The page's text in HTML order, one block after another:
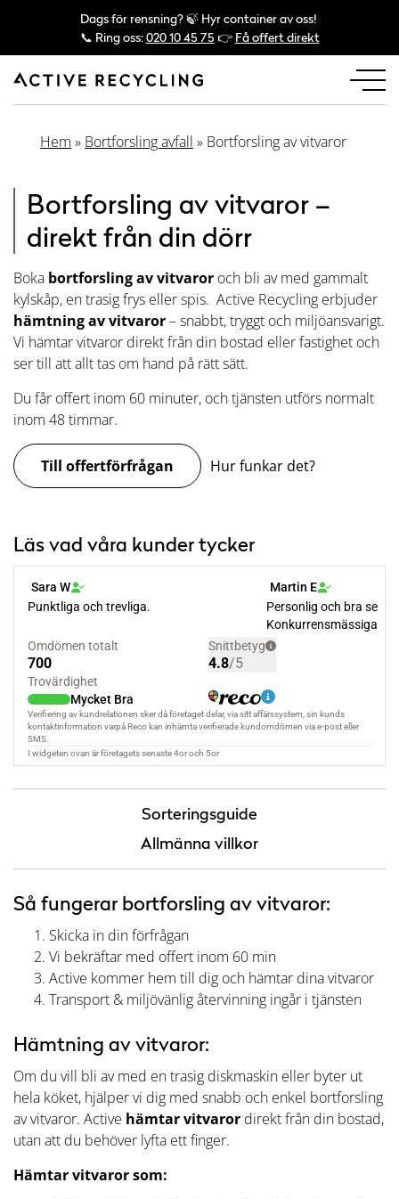
Dags för rensning? 🍃 Hyr container av oss!
📞 Ring oss:020 10 45 75 👉 Få offert direkt
Hem » Bortforsling avfall » Bortforsling av vitvaror
Bortforsling av vitvaror –
direkt från din dörr
Boka bortforsling av vitvaror och bli av med gammalt
kylskåp, en trasig frys eller spis. Active Recycling erbjuder
hämtning av vitvaror– snabbt, tryggt och miljöansvarigt.
Vi hämtar vitvaror direkt från din bostad eller fastighet och
ser till att allt tas om hand på rätt sätt.
Du får offert inom 60 minuter, och tjänsten utförs normalt
inom 48 timmar.
Till offertförfrågan Hur funkar det?
Läs vad våra kunder tycker
Sorteringsguide
Allmänna villkor
Så fungerar bortforsling av vitvaror:
Skicka in din förfrågan
Vi bekräftar med offert inom 60 min
Active kommer hem till dig och hämtar dina vitvaror
Transport & miljövänlig återvinning ingår i tjänsten
Hämtning av vitvaror:
Om du vill bli av med en trasig diskmaskin eller byter ut
hela köket, hjälper vi dig med snabb och enkel bortforsling
av vitvaror. Active hämtar vitvaror direkt från din bostad,
utan att du behöver lyfta ett finger.
Hämtar vitvaror som: